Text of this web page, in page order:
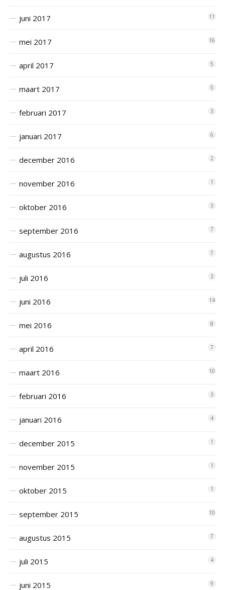
juni 2017 11
mei 2017 16
april 2017 5
maart 2017 5
februari 2017 3
januari 2017 6
december 2016 2
november 2016 1
oktober 2016 3
september 2016 7
augustus 2016 7
juli 2016 3
juni 2016 14
mei 2016 8
april 2016 7
maart 2016 10
februari 2016 3
januari 2016 4
december 2015 1
november 2015 1
oktober 2015 1
september 2015 10
augustus 2015 7
juli 2015 4
juni 2015 9